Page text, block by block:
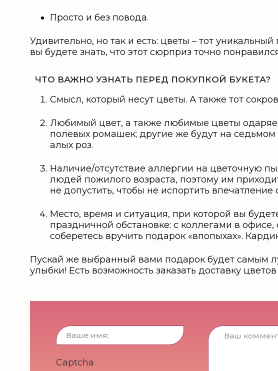
Просто и без повода.
Удивительно, но так и есть: цветы – тот
вы будете знать, что этот сюрприз точно
ЧТО ВАЖНО УЗНАТЬ ПЕРЕД ПОКУПКОЙ БУКЕТА?
Смысл, который несут цветы. А также тот
Любимый цвет, а также любимые цветы
полевых ромашек; другие же будут на
алых роз.
Наличие/отсутствие аллергии на цветочную
людей пожилого возраста, поэтому им
не допустить, чтобы не испортить
Место, время и ситуация, при которой вы
праздничной обстановке: с коллегами в
соберетесь вручить подарок «впопыхах».
Пускай же выбранный вами подарок будет самым
улыбки! Есть возможность заказать доставку
Captcha